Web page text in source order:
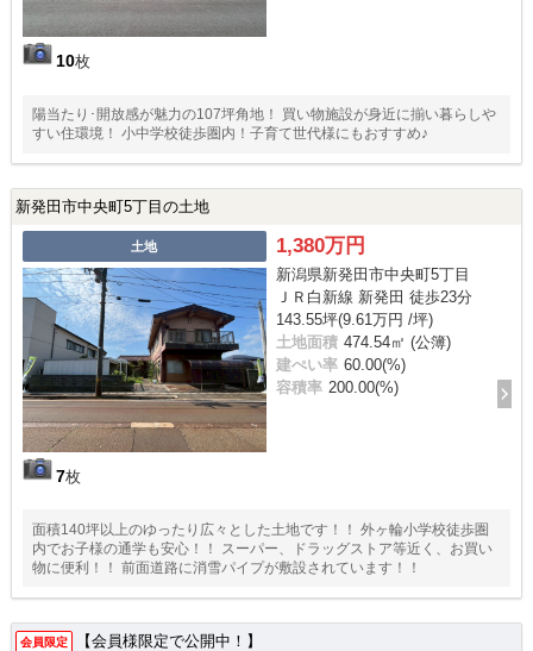
10枚
陽当たり･開放感が魅力の107坪角地！ 買い物施設が身近に揃い暮らしや
すい住環境！ 小中学校徒歩圏内！子育て世代様にもおすすめ♪
新発田市中央町5丁目の土地
土地
7枚
1,380万円
新潟県新発田市中央町5丁目
ＪＲ白新線 新発田 徒歩23分
143.55坪(9.61万円 /坪)
土地面積 474.54㎡ (公簿)
建ぺい率 60.00(%)
容積率 200.00(%)
面積140坪以上のゆったり広々とした土地です！！ 外ヶ輪小学校徒歩圏
内でお子様の通学も安心！！ スーパー、ドラッグストア等近く、お買い
物に便利！！ 前面道路に消雪パイプが敷設されています！！
会員限定 【会員様限定で公開中！】